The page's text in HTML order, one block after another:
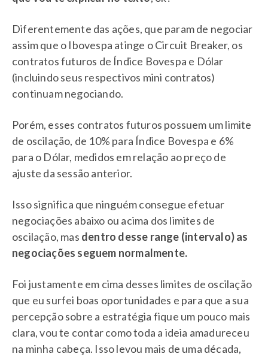
Diferentemente das ações, que param de negociar
assim que o Ibovespa atinge o Circuit Breaker, os
contratos futuros de Índice Bovespa e Dólar
(incluindo seus respectivos mini contratos)
continuam negociando.
Porém, esses contratos futuros possuem um limite
de oscilação, de 10% para Índice Bovespa e 6%
para o Dólar, medidos em relação ao preço de
ajuste da sessão anterior.
Isso significa que ninguém consegue efetuar
negociações abaixo ou acima dos limites de
oscilação, mas dentro desse range (intervalo) as
negociações seguem normalmente.
Foi justamente em cima desses limites de oscilação
que eu surfei boas oportunidades e para que a sua
percepção sobre a estratégia fique um pouco mais
clara, vou te contar como toda a ideia amadureceu
na minha cabeça. Isso levou mais de uma década,